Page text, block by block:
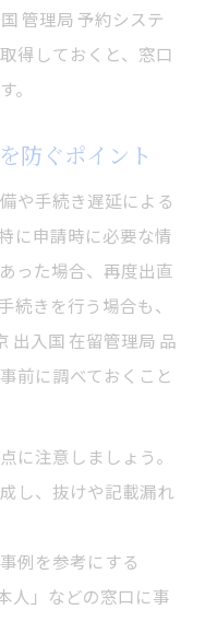
管理局 予約システ
得しておくと、窓口
。
防ぐポイント
や手続き遅延による
に申請時に必要な情
った場合、再度出直
続きを行う場合も、
出入国 在留管理局 品
前に調べておくこと
に注意しましょう。
し、抜けや記載漏れ
例を参考にする
人」などの窓口に事